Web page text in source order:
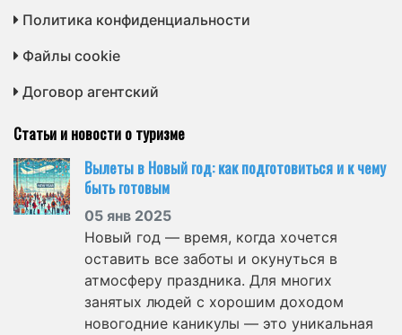
Политика конфиденциальности
Файлы cookie
Договор агентский
Статьи и новости о туризме
Вылеты в Новый год: как подготовиться и к чему
быть готовым
05 янв 2025
Новый год — время, когда хочется
оставить все заботы и окунуться в
атмосферу праздника. Для многих
занятых людей с хорошим доходом
новогодние каникулы — это уникальная